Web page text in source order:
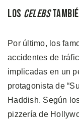
Los Celebs
Por último, los
accidentes de
implicadas en un
protagonista de
Haddish. Según
pizzería de